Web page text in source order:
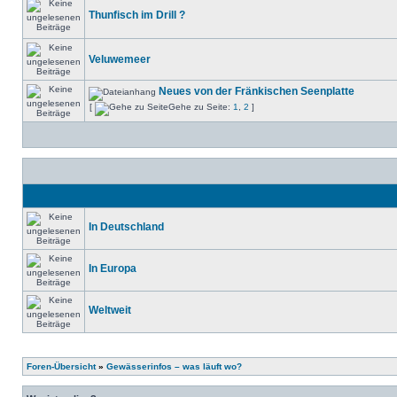
Thunfisch im Drill ?
Veluwemeer
Neues von der Fränkischen Seenplatte
[ Gehe zu Seite: 1 2 ]
In Deutschland
In Europa
Weltweit
Foren-Übersicht» Gewässerinfos – was läuft wo?